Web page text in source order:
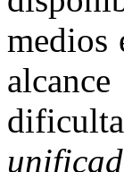
medios